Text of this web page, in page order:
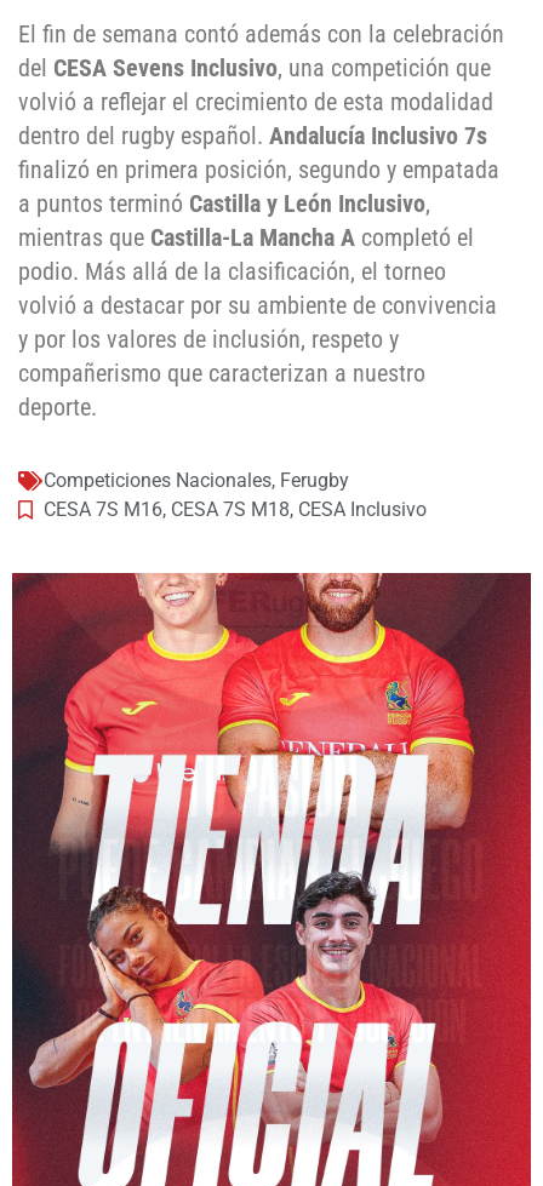
El fin de semana contó además con la celebración
del CESA Sevens Inclusivo, una competición que
volvió a reflejar el crecimiento de esta modalidad
dentro del rugby español. Andalucía Inclusivo 7s
finalizó en primera posición, segundo y empatada
a puntos terminó Castilla y León Inclusivo,
mientras que Castilla-La Mancha A completó el
podio. Más allá de la clasificación, el torneo
volvió a destacar por su ambiente de convivencia
y por los valores de inclusión, respeto y
compañerismo que caracterizan a nuestro
deporte.
Competiciones Nacionales, Ferugby
CESA 7S M16, CESA 7S M18, CESA Inclusivo